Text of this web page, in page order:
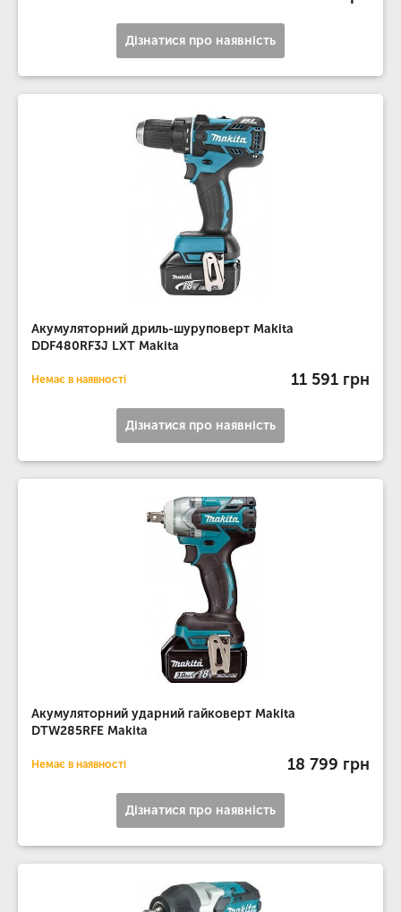
Дізнатися про наявність
Акумуляторний дриль-шуруповерт Makita
DDF480RF3J LXT Makita
Немає в наявності 11 591 грн
Дізнатися про наявність
Акумуляторний ударний гайковерт Makita
DTW285RFE Makita
Немає в наявності 18 799 грн
Дізнатися про наявність